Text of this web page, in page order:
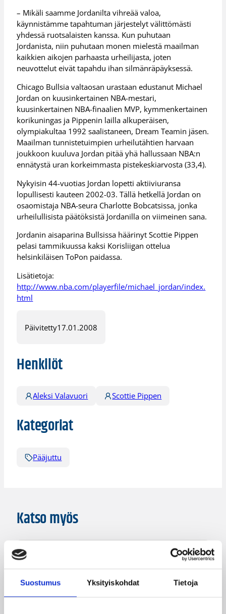
Suostumus Yksityiskohdat Tietoja
– Mikäli saamme Jordanilta vihreää valoa,
käynnistämme tapahtuman järjestelyt välittömästi
yhdessä ruotsalaisten kanssa. Kun puhutaan
Jordanista, niin puhutaan monen mielestä maailman
kaikkien aikojen parhaasta urheilijasta, joten
neuvottelut eivät tapahdu ihan silmänräpäyksessä.
Chicago Bullsia valtaosan urastaan edustanut Michael
Jordan on kuusinkertainen NBA-mestari,
kuusinkertainen NBA-finaalien MVP, kymmenkertainen
korikuningas ja Pippenin lailla alkuperäisen,
olympiakultaa 1992 saalistaneen, Dream Teamin jäsen.
Maailman tunnistetuimpien urheilutähtien harvaan
joukkoon kuuluva Jordan pitää yhä hallussaan NBA:n
ennätystä uran korkeimmasta pistekeskiarvosta (33,4).
Nykyisin 44-vuotias Jordan lopetti aktiiviuransa
lopullisesti kauteen 2002-03. Tällä hetkellä Jordan on
osaomistaja NBA-seura Charlotte Bobcatsissa, jonka
urheilullisista päätöksistä Jordanilla on viimeinen sana.
Jordanin aisaparina Bullsissa häärinyt Scottie Pippen
pelasi tammikuussa kaksi Korisliigan ottelua
helsinkiläisen ToPon paidassa.
Lisätietoja:
http://www.nba.com/playerfile/michael_jordan/index.
html
Päivitetty17.01.2008
Henkilöt
Aleksi Valavuori Scottie Pippen
Kategoriat
Pääjuttu
Katso myös